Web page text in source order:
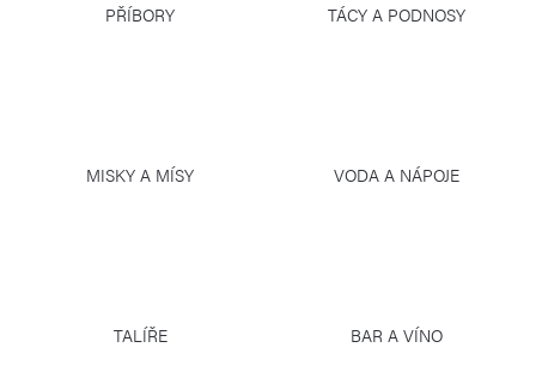
PŘÍBORY TÁCY A PODNOSY
MISKY A MÍSY VODA A NÁPOJE
TALÍŘE BAR A VÍNO